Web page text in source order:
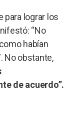
para lograr los
“No
habían
No obstante,
de acuerdo”.